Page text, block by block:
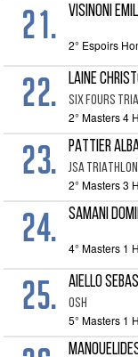
21. VISINONI
2° Espoirs
22. LAINE
SIX FOURS
2° Masters 4
23. PATTIER
JSA TRIATHLON
2° Masters 3
24. SAMANI
4° Masters 1
25. AIELLO
OSH
5° Masters 1